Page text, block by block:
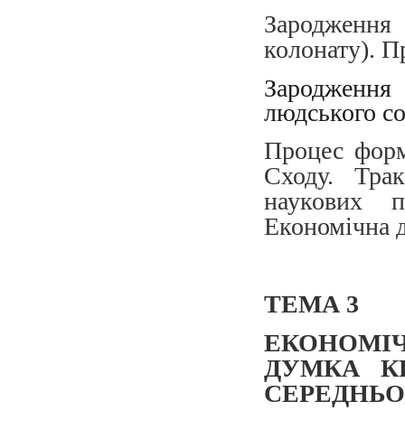
колонату).
Зародження
людського
Процес
Сходу.
наукових
Економічна
ТЕМА 3
ДУМКА